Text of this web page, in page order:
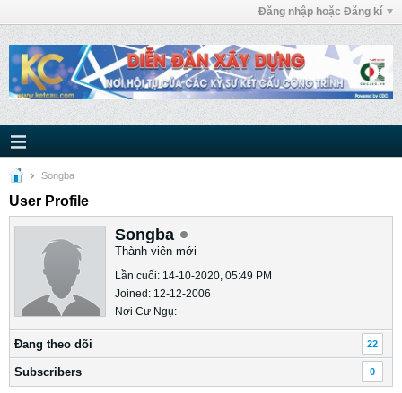
Đăng nhập hoặc Đăng kí
Songba
User Profile
Songba
Thành viên mới
Lần cuối: 14-10-2020, 05:49 PM
Joined: 12-12-2006
Nơi Cư Ngụ:
Ðang theo dõi 22
Subscribers 0